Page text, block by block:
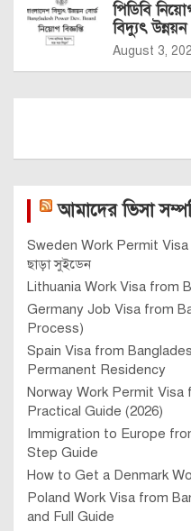
পিডিবি
বিদ্যুৎ
August 3,
আমাদের ভিসা
Sweden Work Permit Visa
ছাড়া সুইডেন
Lithuania Work Visa from
Germany Job Visa from
Process)
Spain Visa from
Permanent Residency
Norway Work Permit Visa
Practical Guide (2026)
Immigration to Europe
Step Guide
How to Get a Denmark
Poland Work Visa from
and Full Guide